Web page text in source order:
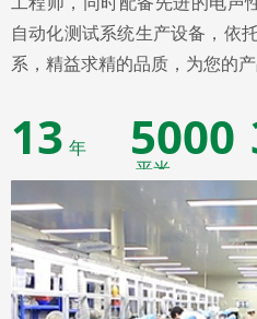
自动化测试系统生产设备，依
系，精益求精的品质，为您的
13 年
生产经验
5000
平米
生产场地